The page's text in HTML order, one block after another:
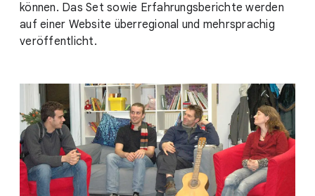
können. Das Set sowie Erfahrungsberichte werden
auf einer Website überregional und mehrsprachig
veröffentlicht.